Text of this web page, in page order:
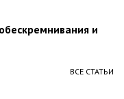
и
ВСЕ СТАТЬИ